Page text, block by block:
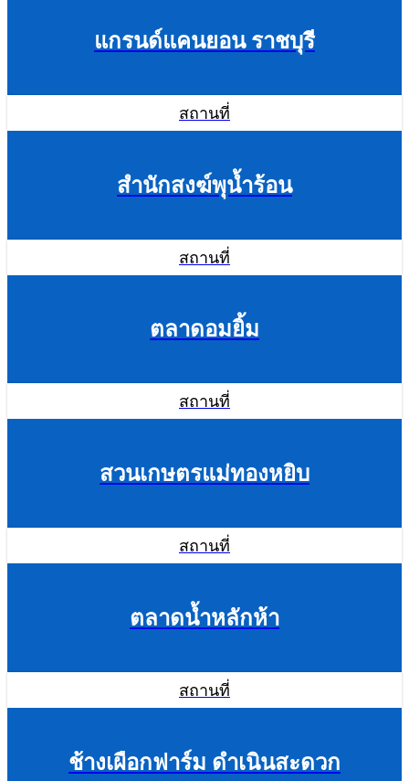
แกรนด์แคนยอน ราชบุรี
สถานที่
สำนักสงฆ์พุน้ำร้อน
สถานที่
ตลาดอมยิ้ม
สถานที่
สวนเกษตรแม่ทองหยิบ
สถานที่
ตลาดน้ำหลักห้า
สถานที่
ช้างเผือกฟาร์ม ดำเนินสะดวก